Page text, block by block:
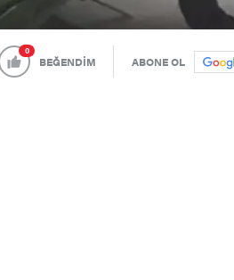
0
BEĞENDİM ABONE OL